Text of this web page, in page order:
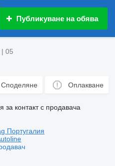
Публикуване на обява
| 05
Споделяне Оплакване
контакт с продавача
Португалия